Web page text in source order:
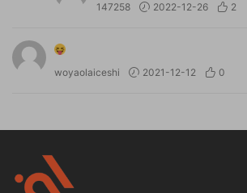
147258 2022-12-26 2
woyaolaiceshi 2021-12-12 0